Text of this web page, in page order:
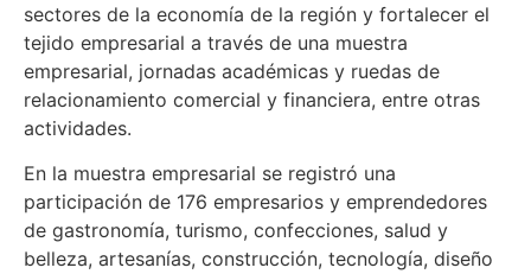
sectores de la economía de la región y fortalecer el
tejido empresarial a través de una muestra
empresarial, jornadas académicas y ruedas de
relacionamiento comercial y financiera, entre otras
actividades.
En la muestra empresarial se registró una
participación de 176 empresarios y emprendedores
de gastronomía, turismo, confecciones, salud y
belleza, artesanías, construcción, tecnología, diseño